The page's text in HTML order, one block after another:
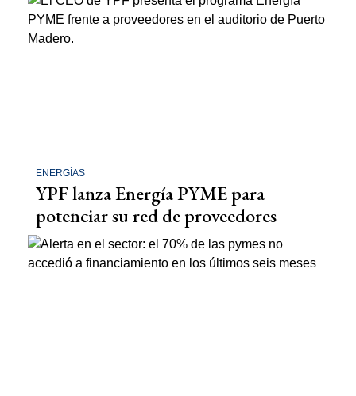
ENERGÍAS
YPF lanza Energía PYME para
potenciar su red de proveedores